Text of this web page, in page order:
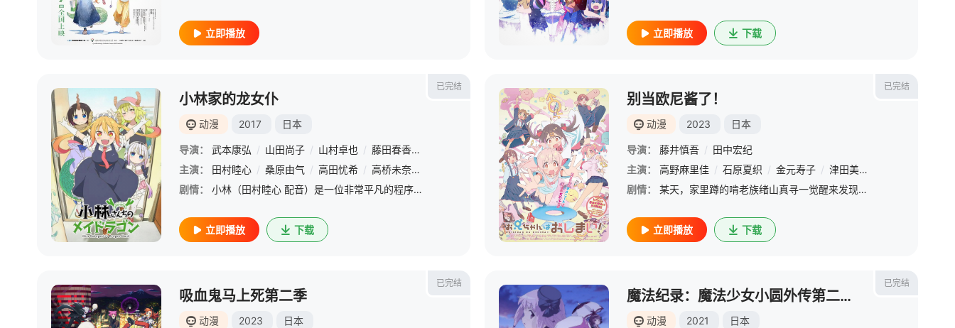
立即播放 立即播放 下载
已完结
小林家的龙女仆
动漫 2017 日本
导演： 武本康弘 / 山田尚子 / 山村卓也 / 藤田春香 / 小川太一 / 木上益治
主演：
田村睦心 / 桑原由气 / 高田忧希 / 高桥未奈美 加藤英美里 / 后藤邑子 / 石原夏织 / 小野大辅 / 中村悠一
剧情：
小林（田村睦心 配音）是一位非常平凡的程序员，在一次偶然之中救了一条名叫托尔（桑原由气 配音）的龙，为了报答小林的救命之恩，托尔化身成为了女仆的样子来到了小林家中，就这样，小林和龙女仆的同居生活就此拉
立即播放 下载
已完结
别当欧尼酱了！
动漫 2023 日本
导演： 藤井慎吾 / 田中宏纪
主演：
高野麻里佳 / 石原夏织 / 金元寿子 / 津田美波
剧情：
某天，家里蹲的啃老族绪山真寻一觉醒来发现自己变成了“女孩子”！？正当真寻不知道镜子里的美少女是自己而陷入混乱的时候，跳级进入大学的科学家妹妹绪山美波里出现了。她透露在饮料里加了一种奇怪的药物！ &amp;nb
立即播放 下载
已完结
吸血鬼马上死第二季
动漫 2023 日本
已完结
魔法纪录：魔法少女小圆外传第二季 -觉醒前夜-
动漫 2021 日本